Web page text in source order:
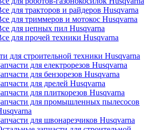
для тракторов и райдеров Husqvarna
для триммеров и мотокос Husqvarna
для цепных пил Husqvarna
для прочей техники Husqvarna
для строительной техники Husqvarna
для електрорезов Husqvarna
для бензорезов Husqvarna
для дрелей Husqvarna
для плиткорезов Husqvarna
для промышленных пылесосов
для швонарезчиков Husqvarna